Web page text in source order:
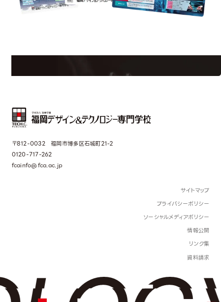
Request
〒812-0032 福岡市博多区石城町21-2
0120-717-262
fcainfo@fca.ac.jp
サイトマップ
プライバシーポリシー
ソーシャルメディアポリシー
情報公開
リンク集
資料請求